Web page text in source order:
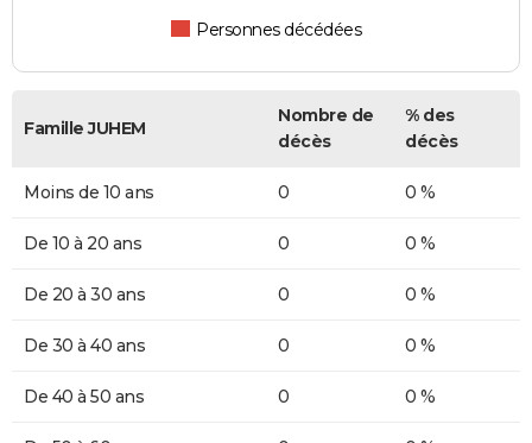
Personnes décédées
Famille JUHEM
Nombre de
décès
% des
décès
Moins de 10 ans 0 0 %
De 10 à 20 ans 0 0 %
De 20 à 30 ans 0 0 %
De 30 à 40 ans 0 0 %
De 40 à 50 ans 0 0 %